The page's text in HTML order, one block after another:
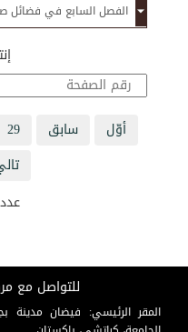
أوّل سابق 29
للتواصل مع
المقر الرئيسي: فيضان مدينة